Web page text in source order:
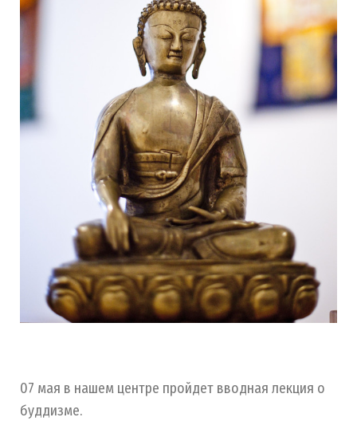
07 мая в нашем центре пройдет вводная лекция о
буддизме.